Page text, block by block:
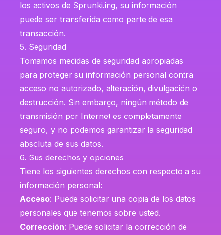
los activos de Sprunki.ing, su información
puede ser transferida como parte de esa
transacción.
5. Seguridad
Tomamos medidas de seguridad apropiadas
para proteger su información personal contra
acceso no autorizado, alteración, divulgación o
destrucción. Sin embargo, ningún método de
transmisión por Internet es completamente
seguro, y no podemos garantizar la seguridad
absoluta de sus datos.
6. Sus derechos y opciones
Tiene los siguientes derechos con respecto a su
información personal:
Acceso: Puede solicitar una copia de los datos
personales que tenemos sobre usted.
Corrección: Puede solicitar la corrección de